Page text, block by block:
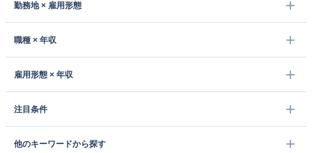
勤務地 × 雇用形態
職種 × 年収
雇用形態 × 年収
注目条件
他のキーワードから探す